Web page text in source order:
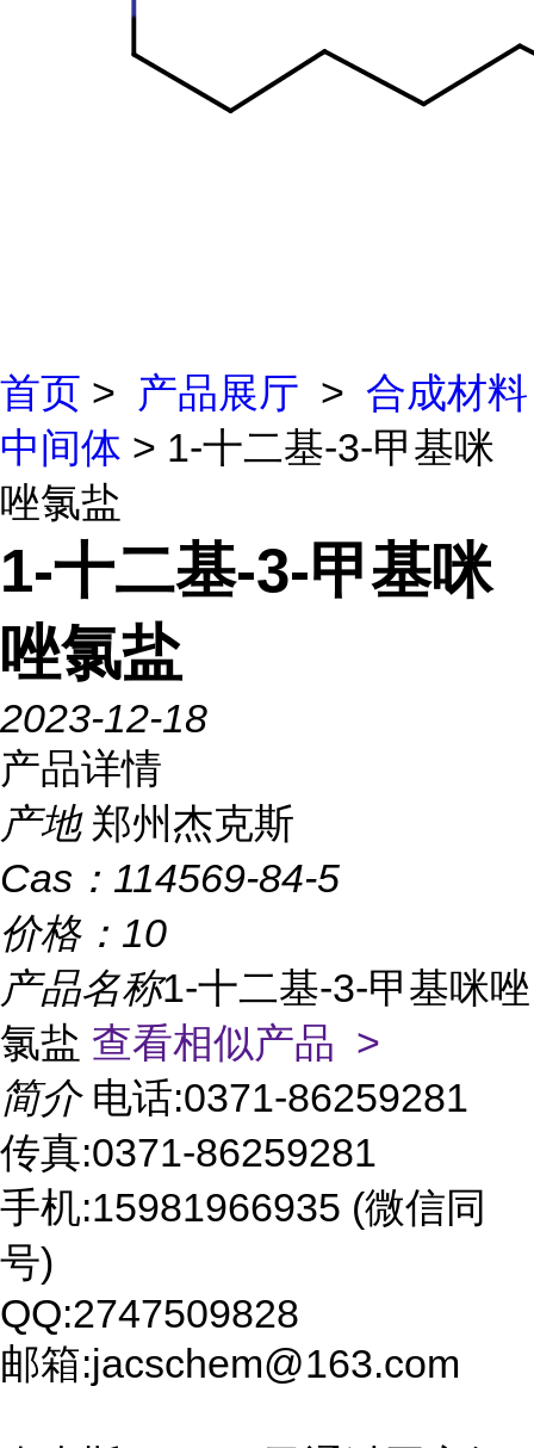
首页 > 产品展厅 > 合成材料
中间体 > 1-十二基-3-甲基咪
唑氯盐
1-十二基-3-甲基咪
唑氯盐
2023-12-18
产品详情
产地 郑州杰克斯
Cas： 114569-84-5
价格： 10
产品名称1-十二基-3-甲基咪唑
氯盐 查看相似产品 >
简介 电话:0371-86259281
传真:0371-86259281
手机:15981966935 (微信同
号)
QQ:2747509828
邮箱:jacschem@163.com